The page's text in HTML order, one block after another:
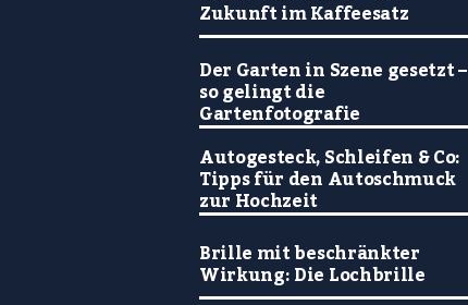
Zukunft im Kaffeesatz
Der Garten in Szene gesetzt –
so gelingt die
Gartenfotografie
Autogesteck, Schleifen & Co:
Tipps für den Autoschmuck
zur Hochzeit
Brille mit beschränkter
Wirkung: Die Lochbrille